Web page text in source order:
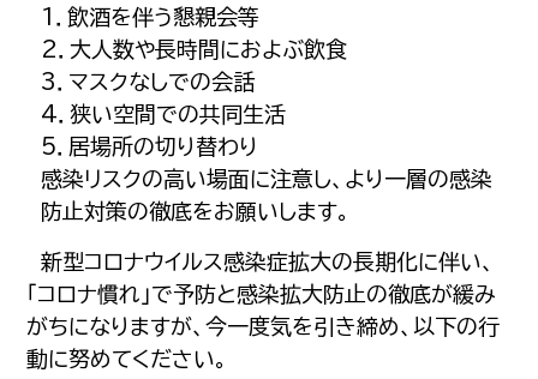
1．飲酒を伴う懇親会等
2．大人数や長時間におよぶ飲食
3．マスクなしでの会話
4．狭い空間での共同生活
5．居場所の切り替わり
感染リスクの高い場面に注意し、より一層の感染
防止対策の徹底をお願いします。
新型コロナウイルス感染症拡大の長期化に伴い、
「コロナ慣れ」で予防と感染拡大防止の徹底が緩み
がちになりますが、今一度気を引き締め、以下の行
動に努めてください。